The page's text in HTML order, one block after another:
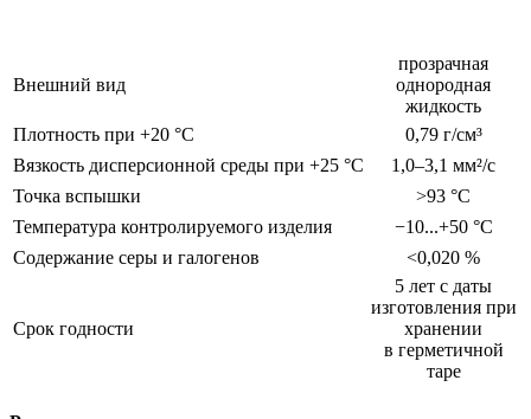
Внешний вид
прозрачная
однородная
жидкость
Плотность при +20 °С
0,79 г/см³
Вязкость дисперсионной среды при +25 °С
1,0–3,1 мм²/с
Точка вспышки
>93 °С
Температура контролируемого изделия
−10...+50 °С
Содержание серы и галогенов
<0,020 %
Срок годности
5 лет с даты
изготовления при
хранении
в герметичной
таре